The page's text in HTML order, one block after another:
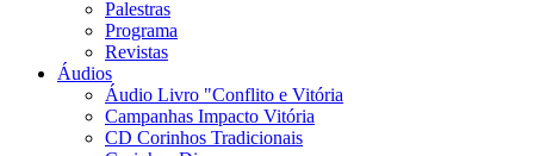
Palestras
Programa
Revistas
Áudios
Áudio Livro "Conflito e Vitória
Campanhas Impacto Vitória
CD Corinhos Tradicionais